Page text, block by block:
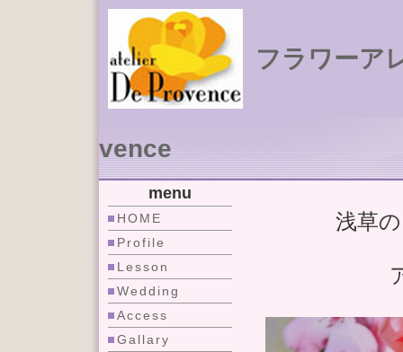
フラワーア
vence
menu
HOME
Profile
Lesson
Wedding
Access
Gallary
浅草